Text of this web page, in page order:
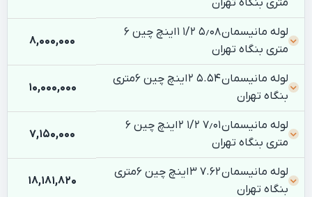
لوله مانیسمان ۵٫۰۸ ۱/۲ ۱ اینچ چین 6
متری بنگاه تهران
8,000,000
لوله مانیسمان 5.54 2 اینچ چین 6متری
بنگاه تهران
10,000,000
لوله مانیسمان ۷٫۰۱ ۱/۲ ۲ اینچ چین 6
متری بنگاه تهران
7,150,000
لوله مانیسمان 7.62 3 اینچ چین 6متری
بنگاه تهران
18,181,820